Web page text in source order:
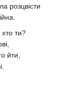
розцвісти
ти?
йти,